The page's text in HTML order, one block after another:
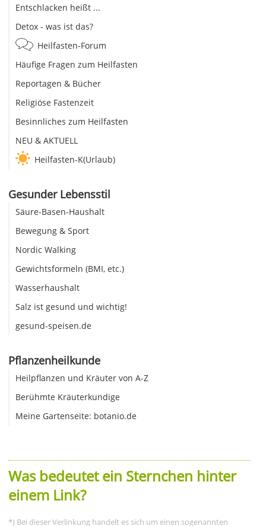
Entschlacken heißt ...
Detox - was ist das?
Heilfasten-Forum
Häufige Fragen zum Heilfasten
Reportagen & Bücher
Religiöse Fastenzeit
Besinnliches zum Heilfasten
NEU & AKTUELL
Heilfasten-K(Urlaub)
Gesunder Lebensstil
Säure-Basen-Haushalt
Bewegung & Sport
Nordic Walking
Gewichtsformeln (BMI, etc.)
Wasserhaushalt
Salz ist gesund und wichtig!
gesund-speisen.de
Pflanzenheilkunde
Heilpflanzen und Kräuter von A-Z
Berühmte Kräuterkundige
Meine Gartenseite: botanio.de
Was bedeutet ein Sternchen hinter
einem Link?
*) Bei dieser Verlinkung handelt es sich um einen sogenannten